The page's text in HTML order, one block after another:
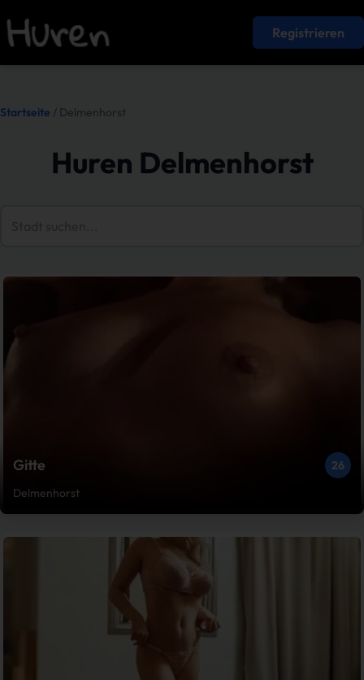
Registrieren
Startseite / Delmenhorst
Huren Delmenhorst
Gitte
26
Delmenhorst